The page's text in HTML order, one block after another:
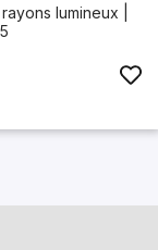
lumineux |